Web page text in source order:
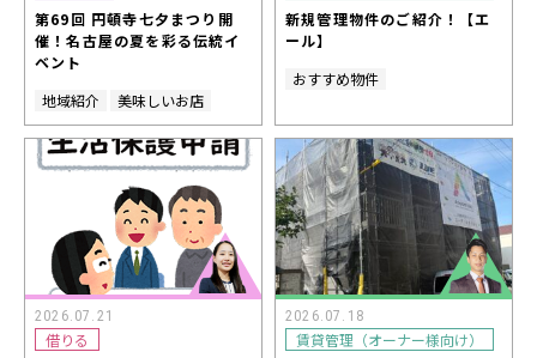
第69回 円頓寺七夕まつり開
催！名古屋の夏を彩る伝統イ
ベント
地域紹介
美味しいお店
新規管理物件のご紹介！【エ
ール】
おすすめ物件
2026.07.21
借りる
2026.07.18
賃貸管理（オーナー様向け）